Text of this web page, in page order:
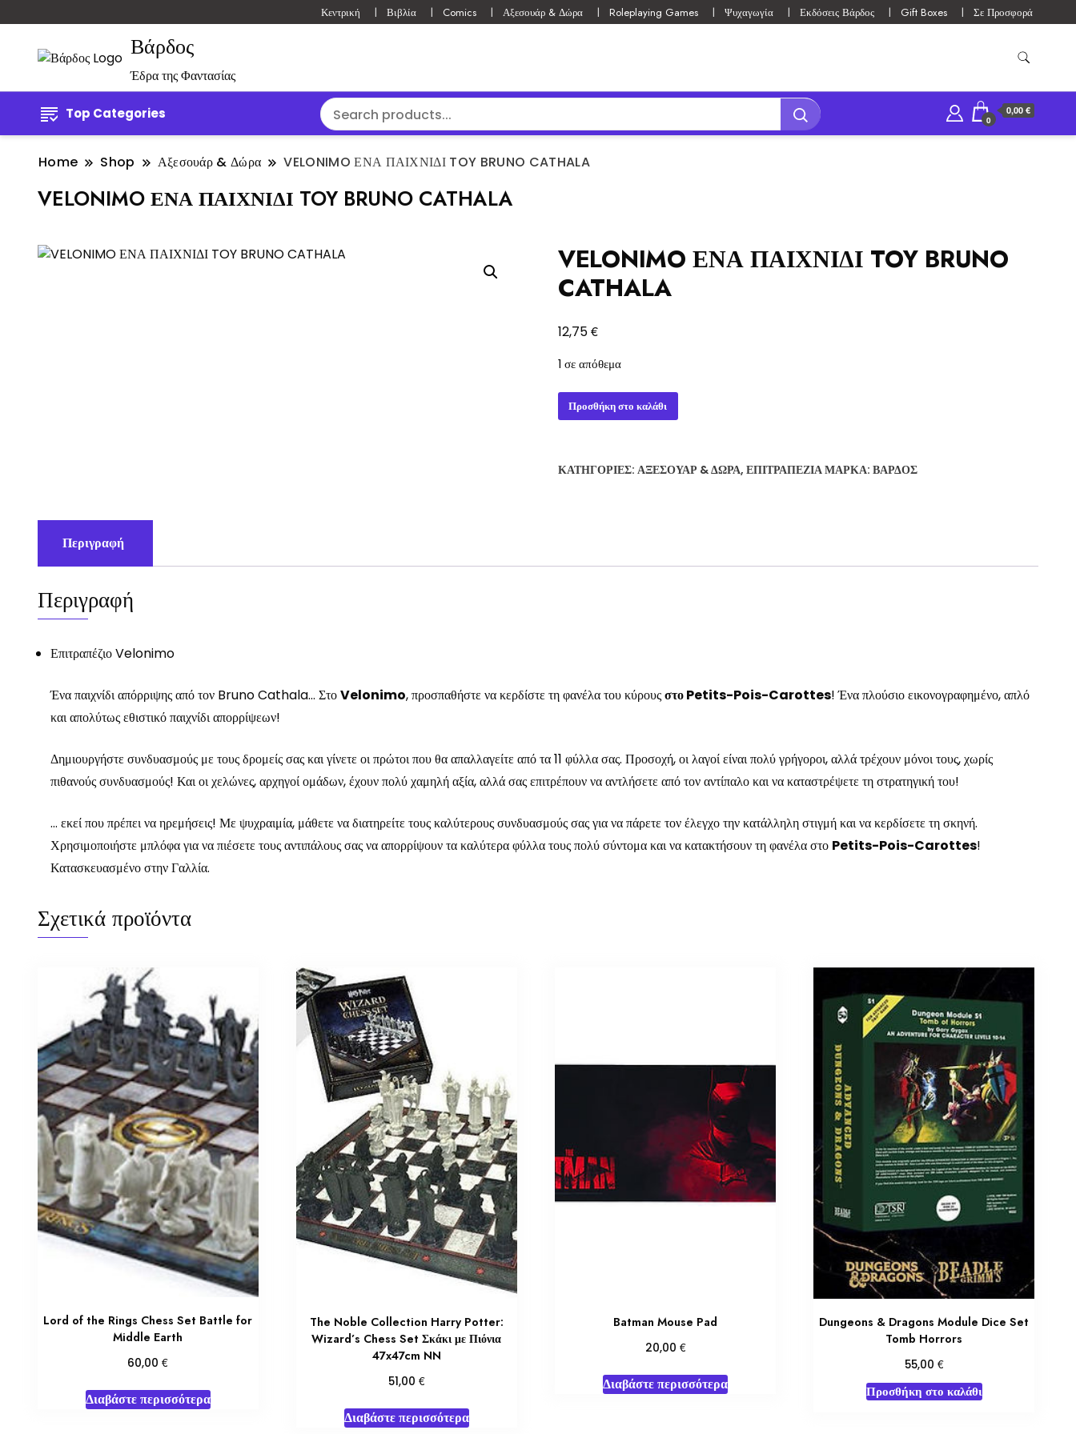
Κεντρική Βιβλία Comics Αξεσουάρ & Δώρα Roleplaying Games Ψυχαγωγία Εκδόσεις Βάρδος Gift Boxes Σε Προσφορά
Βάρδος
Έδρα της Φαντασίας
Top Categories 0
0,00 €
Home Shop Αξεσουάρ & Δώρα VELONIMO ΕΝΑ ΠΑΙΧΝΙΔΙ TOY BRUNO CATHALA
VELONIMO ΕΝΑ ΠΑΙΧΝΙΔΙ TOY BRUNO CATHALA
VELONIMO ΕΝΑ ΠΑΙΧΝΙΔΙ TOY BRUNO
CATHALA
12,75€
1 σε απόθεμα
VELONIMO
ΕΝΑ
BRUNO
Προσθήκη στο καλάθι
ΚΑΤΗΓΟΡΊΕΣ: ΑΞΕΣΟΥΆΡ & ΔΏΡΑ, ΕΠΙΤΡΑΠΈΖΙΑΜΆΡΚΑ: ΒΆΡΔΟΣ
Περιγραφή
Περιγραφή
Επιτραπέζιο Velonimo
Ένα παιχνίδι απόρριψης από τον Bruno Cathala… ΣτοVelonimo, προσπαθήστε να κερδίστε τη φανέλα του κύρουςστο Petits-Pois-Carottes! Ένα πλούσιο εικονογραφημένο, απλό
και απολύτως εθιστικό παιχνίδι απορρίψεων!
Δημιουργήστε συνδυασμούς με τους δρομείς σας και γίνετε οι πρώτοι που θα απαλλαγείτε από τα 11 φύλλα σας. Προσοχή, οι λαγοί είναι πολύ γρήγοροι, αλλά τρέχουν μόνοι τους, χωρίς
πιθανούς συνδυασμούς! Και οι χελώνες, αρχηγοί ομάδων, έχουν πολύ χαμηλή αξία, αλλά σας επιτρέπουν να αντλήσετε από τον αντίπαλο και να καταστρέψετε τη στρατηγική του!
… εκεί που πρέπει να ηρεμήσεις! Με ψυχραιμία, μάθετε να διατηρείτε τους καλύτερους συνδυασμούς σας για να πάρετε τον έλεγχο την κατάλληλη στιγμή και να κερδίσετε τη σκηνή.
Χρησιμοποιήστε μπλόφα για να πιέσετε τους αντιπάλους σας να απορρίψουν τα καλύτερα φύλλα τους πολύ σύντομα και να κατακτήσουν τη φανέλα στο Petits-Pois-Carottes!
Κατασκευασμένο στην Γαλλία.
Σχετικά προϊόντα
Lord of the Rings Chess Set Battle for
Middle Earth
60,00€
Διαβάστε περισσότερα
The Noble Collection Harry Potter:
Wizard’s Chess Set Σκάκι με Πιόνια
47x47cm NN
51,00 €
Διαβάστε περισσότερα
Batman Mouse Pad
20,00 €
Διαβάστε περισσότερα
Dungeons & Dragons Module Dice Set
Tomb Horrors
55,00 €
Προσθήκη στο καλάθι